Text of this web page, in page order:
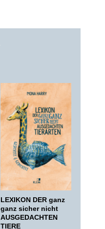
LEXIKON DER ganz
ganz sicher nicht
AUSGEDACHTEN
TIERE